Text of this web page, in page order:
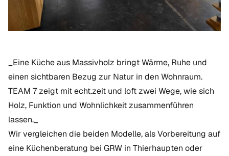
_Eine Küche aus Massivholz bringt Wärme, Ruhe und
einen sichtbaren Bezug zur Natur in den Wohnraum.
TEAM 7 zeigt mit echt.zeit und loft zwei Wege, wie sich
Holz, Funktion und Wohnlichkeit zusammenführen
lassen._
Wir vergleichen die beiden Modelle, als Vorbereitung auf
eine Küchenberatung bei GRW in Thierhaupten oder